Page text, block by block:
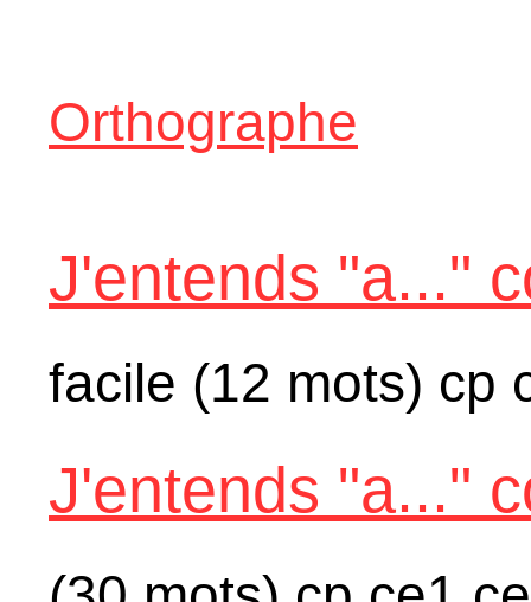
Orthographe
J'entends "a..."
facile (12 mots) cp
J'entends "a..."